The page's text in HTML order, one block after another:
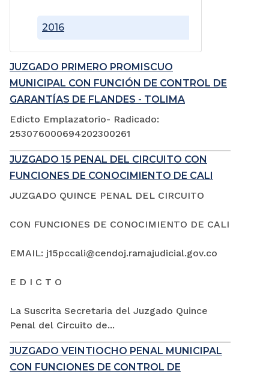
2016
JUZGADO PRIMERO PROMISCUO
MUNICIPAL CON FUNCIÓN DE CONTROL DE
GARANTÍAS DE FLANDES - TOLIMA
Edicto Emplazatorio- Radicado:
253076000694202300261
JUZGADO 15 PENAL DEL CIRCUITO CON
FUNCIONES DE CONOCIMIENTO DE CALI
JUZGADO QUINCE PENAL DEL CIRCUITO
CON FUNCIONES DE CONOCIMIENTO DE CALI
EMAIL: j15pccali@cendoj.ramajudicial.gov.co
E D I C T O
La Suscrita Secretaria del Juzgado Quince
Penal del Circuito de...
JUZGADO VEINTIOCHO PENAL MUNICIPAL
CON FUNCIONES DE CONTROL DE